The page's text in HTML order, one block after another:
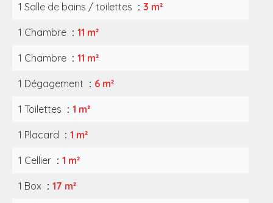
1 Salle de bains / toilettes 3 m²
1 Chambre 11 m²
1 Chambre 11 m²
1 Dégagement 6 m²
1 Toilettes 1 m²
1 Placard 1 m²
1 Cellier 1 m²
1 Box 17 m²